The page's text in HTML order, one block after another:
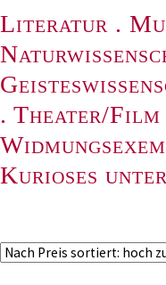
Literatur .
. Theater/Film
Kurioses